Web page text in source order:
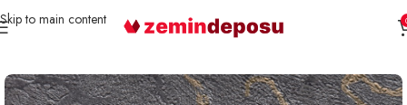
Skip to main content